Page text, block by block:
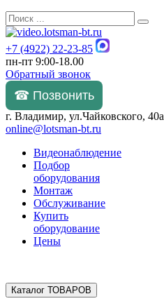
+7 (4922) 22-23-85
пн-пт 9:00-18.00
Обратный звонок
☎ Позвонить
г. Владимир, ул.Чайковского, 40а
online@lotsman-bt.ru
Видеонаблюдение
Подбор
оборудования
Монтаж
Обслуживание
Купить
оборудование
Цены
Каталог ТОВАРОВ